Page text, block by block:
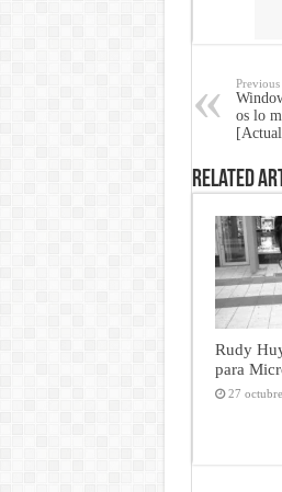
Previous
os lo
Related
Rudy
para
27